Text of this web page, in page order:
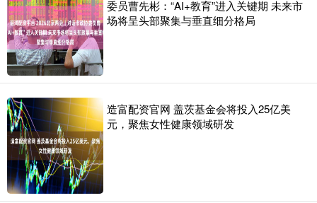
委员曹先彬：“AI+教育”进入关键期 未来市
场将呈头部聚集与垂直细分格局
造富配资官网 盖茨基金会将投入25亿美
元，聚焦女性健康领域研发